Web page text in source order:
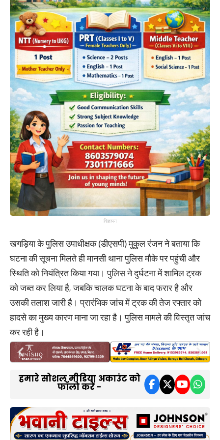
विज्ञापन
खगड़िया के पुलिस उपाधीक्षक (डीएसपी) मुकुल रंजन ने बताया कि
घटना की सूचना मिलते ही मानसी थाना पुलिस मौके पर पहुंची और
स्थिति को नियंत्रित किया गया। पुलिस ने दुर्घटना में शामिल ट्रक
को जब्त कर लिया है, जबकि चालक घटना के बाद फरार है और
उसकी तलाश जारी है। प्रारंभिक जांच में ट्रक की तेज रफ्तार को
हादसे का मुख्य कारण माना जा रहा है। पुलिस मामले की विस्तृत जांच
कर रही है।
हमारे सोशल मीडिया अकाउंट को
फॉलो करें -